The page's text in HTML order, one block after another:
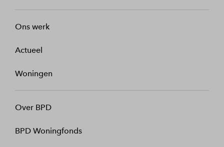
Ons werk
Actueel
Woningen
Over BPD
BPD Woningfonds